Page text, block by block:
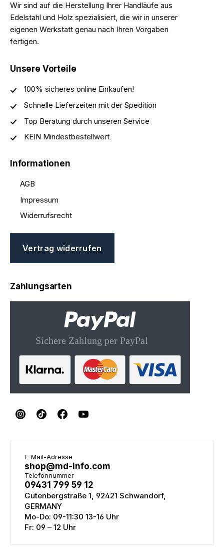
Wir sind auf die Herstellung Ihrer Handläufe aus
Edelstahl und Holz spezialisiert, die wir in unserer
eigenen Werkstatt genau nach Ihren Vorgaben
fertigen.
Unsere Vorteile
100% sicheres online Einkaufen!
Schnelle Lieferzeiten mit der Spedition
Top Beratung durch unseren Service
KEIN Mindestbestellwert
Informationen
AGB
Impressum
Widerrufsrecht
Vertrag widerrufen
Zahlungsarten
E-Mail-Adresse
shop@md-info.com
Telefonnummer
09431 799 59 12
Gutenbergstraße 1, 92421 Schwandorf,
GERMANY
Mo-Do: 09-11:30 13-16 Uhr
Fr: 09 – 12 Uhr